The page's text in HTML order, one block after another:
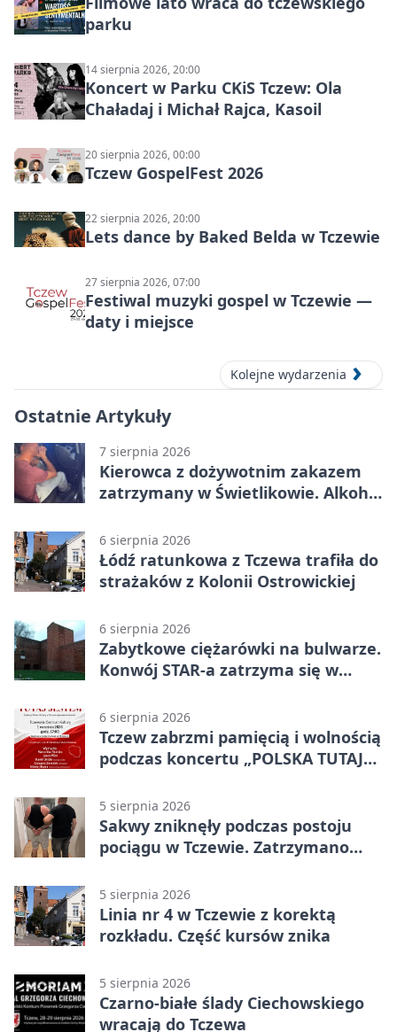
parku
14 sierpnia 2026, 20:00
Koncert w Parku CKiS Tczew: Ola
Chaładaj i Michał Rajca, Kasoil
20 sierpnia 2026, 00:00
Tczew GospelFest 2026
22 sierpnia 2026, 20:00
Lets dance by Baked Belda w Tczewie
27 sierpnia 2026, 07:00
Festiwal muzyki gospel w Tczewie —
daty i miejsce
Kolejne wydarzenia
Ostatnie Artykuły
7 sierpnia 2026
Kierowca z dożywotnim zakazem
zatrzymany w Świetlikowie. Alkohol
6 sierpnia 2026
Łódź ratunkowa z Tczewa trafiła do
strażaków z Kolonii Ostrowickiej
6 sierpnia 2026
Zabytkowe ciężarówki na bulwarze.
Konwój STAR-a zatrzyma się w
6 sierpnia 2026
Tczew zabrzmi pamięcią i wolnością
podczas koncertu „POLSKA TUTAJ
5 sierpnia 2026
Sakwy zniknęły podczas postoju
pociągu w Tczewie. Zatrzymano
5 sierpnia 2026
Linia nr 4 w Tczewie z korektą
rozkładu. Część kursów znika
5 sierpnia 2026
Czarno-białe ślady Ciechowskiego
wracają do Tczewa